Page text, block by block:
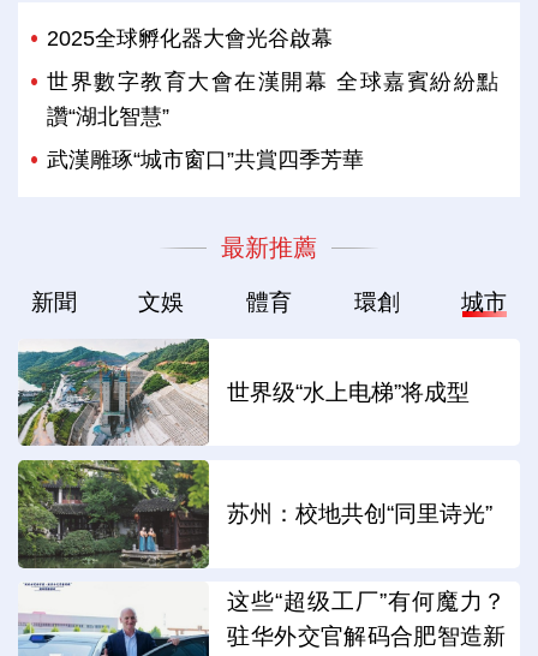
2025全球孵化器大會光谷啟幕
世界數字教育大會在漢開幕 全球嘉賓紛紛點
讚“湖北智慧”
武漢雕琢“城市窗口”共賞四季芳華
最新推薦
新聞 文娛 體育 環創 城市
世界级“水上电梯”将成型
苏州：校地共创“同里诗光”
这些“超级工厂”有何魔力？
驻华外交官解码合肥智造新